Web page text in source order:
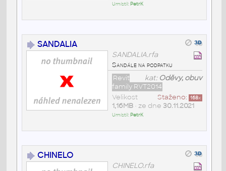
Umístil: PetrK
SANDALIA
SANDALIA.rfa
Sandále na podpatku
kat: Oděvy, obuv
Revit
family RVT2014
Staženo: 168x
Velikost
1,16MB• ze dne 30.11.2021
Umístil: PetrK
CHINELO
CHINELO.rfa